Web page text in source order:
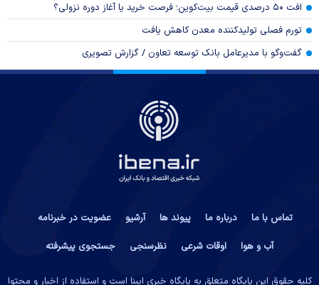
افت ۵۰ درصدی قیمت بیت‌کوین؛ فرصت خرید یا آغاز دوره نزولی؟
تورم فصلی تولیدکننده معدن کاهش یافت
گفت‌وگو با مدیرعامل بانک توسعه تعاون / گزارش تصویری
تماس با ما درباره ما پیوند ها آرشیو
عضویت در خبرنامه
آب و هوا
اوقات شرعی نظرسنجی جستجوی پیشرفته
کلیه حقوق این پایگاه متعلق به پایگاه خبری ایبِنا است و استفاده از اخبار و محتوا